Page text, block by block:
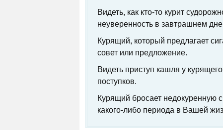
Видеть, как кто-то курит
неуверенность в завтрашнем
Курящий, который предлагает
совет или предложение.
Видеть приступ кашля у
поступков.
Курящий бросает недокуренную
какого-либо периода в Вашей